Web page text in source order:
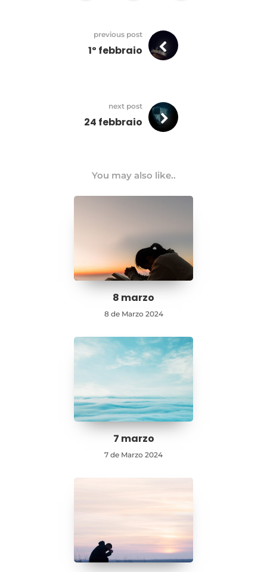
previous post
1º febbraio
next post
24 febbraio
You may also like..
8 marzo
8 de Marzo 2024
7 marzo
7 de Marzo 2024